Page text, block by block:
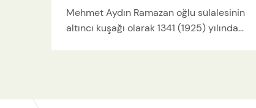
Mehmet Aydın Ramazan oğlu sülalesinin
altıncı kuşağı olarak 1341 (1925) yılında